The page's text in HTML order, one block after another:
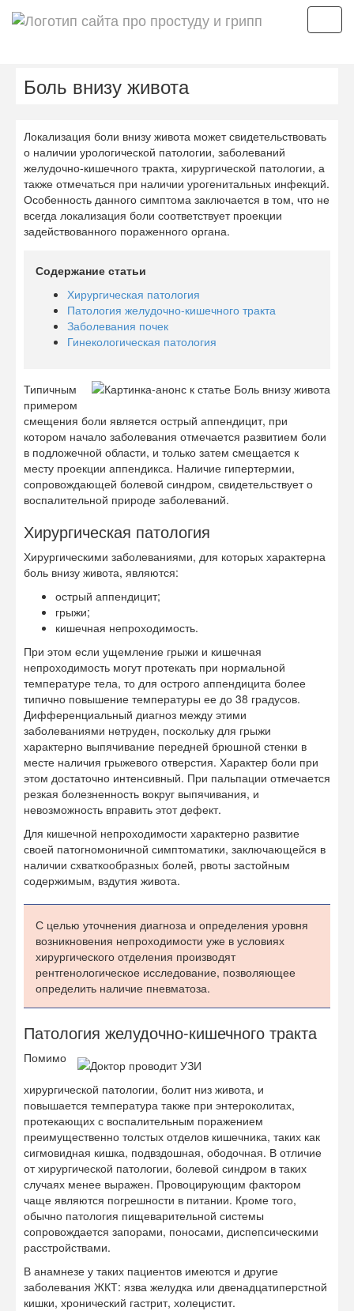
Боль внизу живота
Локализация боли внизу живота может свидетельствовать
о наличии урологической патологии, заболеваний
желудочно-кишечного тракта, хирургической патологии, а
также отмечаться при наличии урогенитальных инфекций.
Особенность данного симптома заключается в том, что не
всегда локализация боли соответствует проекции
задействованного пораженного органа.
Содержание статьи
Хирургическая патология
Патология желудочно-кишечного тракта
Заболевания почек
Гинекологическая патология
Типичным
примером
смещения боли является острый аппендицит, при
котором начало заболевания отмечается развитием боли
в подложечной области, и только затем смещается к
месту проекции аппендикса. Наличие гипертермии,
сопровождающей болевой синдром, свидетельствует о
воспалительной природе заболеваний.
Хирургическая патология
Хирургическими заболеваниями, для которых характерна
боль внизу живота, являются:
острый аппендицит;
грыжи;
кишечная непроходимость.
При этом если ущемление грыжи и кишечная
непроходимость могут протекать при нормальной
температуре тела, то для острого аппендицита более
типично повышение температуры ее до 38 градусов.
Дифференциальный диагноз между этими
заболеваниями нетруден, поскольку для грыжи
характерно выпячивание передней брюшной стенки в
месте наличия грыжевого отверстия. Характер боли при
этом достаточно интенсивный. При пальпации отмечается
резкая болезненность вокруг выпячивания, и
невозможность вправить этот дефект.
Для кишечной непроходимости характерно развитие
своей патогномоничной симптоматики, заключающейся в
наличии схваткообразных болей, рвоты застойным
содержимым, вздутия живота.
С целью уточнения диагноза и определения уровня
возникновения непроходимости уже в условиях
хирургического отделения производят
рентгенологическое исследование, позволяющее
определить наличие пневматоза.
Патология желудочно-кишечного тракта
Помимо
хирургической патологии, болит низ живота, и
повышается температура также при энтероколитах,
протекающих с воспалительным поражением
преимущественно толстых отделов кишечника, таких как
сигмовидная кишка, подвздошная, ободочная. В отличие
от хирургической патологии, болевой синдром в таких
случаях менее выражен. Провоцирующим фактором
чаще являются погрешности в питании. Кроме того,
обычно патология пищеварительной системы
сопровождается запорами, поносами, диспепсическими
расстройствами.
В анамнезе у таких пациентов имеются и другие
заболевания ЖКТ: язва желудка или двенадцатиперстной
кишки, хронический гастрит, холецистит.